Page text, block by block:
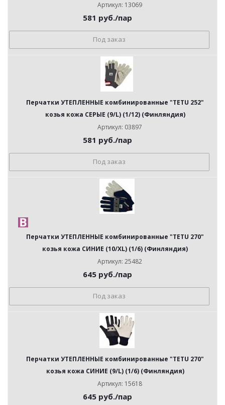
Артикул: 13069
581 руб./пар
Под заказ
Перчатки УТЕПЛЕННЫЕ комбинированные "TETU 252"
козья кожа СЕРЫЕ (9/L) (1/12) (Финляндия)
Артикул: 03897
581 руб./пар
Под заказ
Перчатки УТЕПЛЕННЫЕ комбинированные "TETU 270"
козья кожа СИНИЕ (10/XL) (1/6) (Финляндия)
Артикул: 25482
645 руб./пар
Под заказ
Перчатки УТЕПЛЕННЫЕ комбинированные "TETU 270"
козья кожа СИНИЕ (9/L) (1/6) (Финляндия)
Артикул: 15618
645 руб./пар